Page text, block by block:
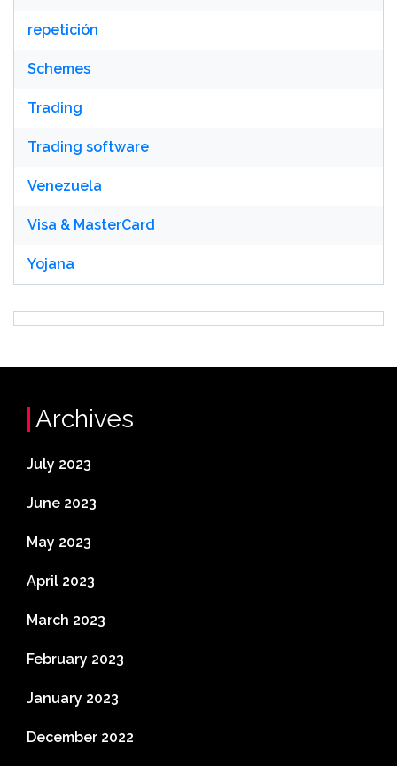
repetición
Schemes
Trading
Trading software
Venezuela
Visa & MasterCard
Yojana
Archives
July 2023
June 2023
May 2023
April 2023
March 2023
February 2023
January 2023
December 2022